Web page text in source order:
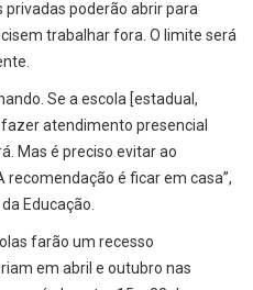
poderão abrir para
trabalhar fora. O limite será
Se a escola [estadual,
atendimento presencial
Mas é preciso evitar ao
é ficar em casa”,
Educação.
farão um recesso
em abril e outubro nas